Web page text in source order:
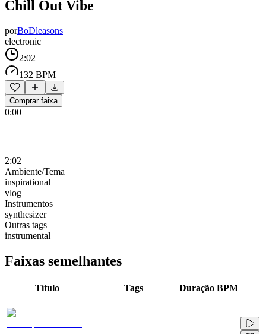
Chill Out Vibe
porBoDleasons
electronic
2:02
132 BPM
Comprar faixa
0:00
2:02
Ambiente/Tema
inspirational
vlog
Instrumentos
synthesizer
Outras tags
instrumental
Faixas semelhantes
Título Tags Duração BPM